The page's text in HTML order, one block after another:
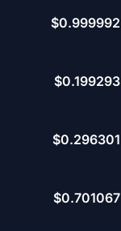
$0.999992
$0.199293
$0.296301
$0.701067